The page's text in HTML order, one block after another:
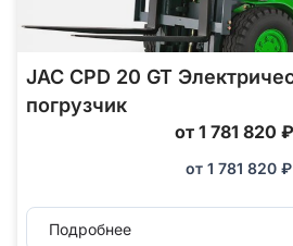
JAC CPD 20 GT
погрузчик
от 1 781 820 ₽
от 1 781 820 ₽
Подробнее